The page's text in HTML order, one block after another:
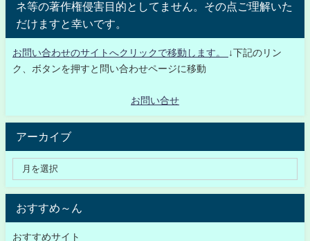
ネ等の著作権侵害目的としてません。その点ご理解いた
だけますと幸いです。
お問い合わせのサイトへクリックで移動します。
↓下記のリン
ク、ボタンを押すと問い合わせページに移動
お問い合せ
アーカイブ
おすすめ～ん
おすすめサイト